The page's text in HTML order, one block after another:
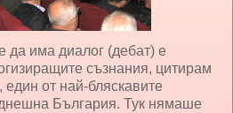
да има диалог (дебат) е
съзнания, цитирам
от най-бляскавите
България. Тук нямаше